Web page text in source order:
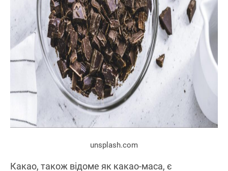
unsplash.com
Какао, також відоме як какао-маса, є